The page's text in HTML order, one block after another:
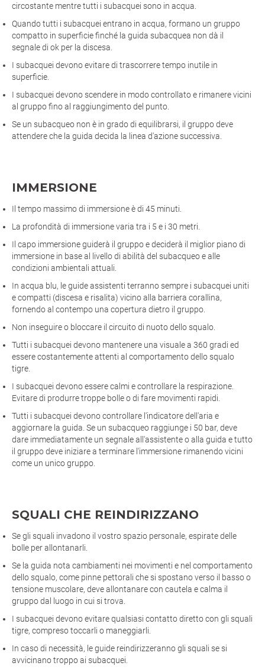
circostante mentre tutti i subacquei sono in acqua.
Quando tutti i subacquei entrano in acqua, formano un gruppo
compatto in superficie finché la guida subacquea non dà il
segnale di ok per la discesa.
I subacquei devono evitare di trascorrere tempo inutile in
superficie.
I subacquei devono scendere in modo controllato e rimanere vicini
al gruppo fino al raggiungimento del punto.
Se un subacqueo non è in grado di equilibrarsi, il gruppo deve
attendere che la guida decida la linea d'azione successiva.
IMMERSIONE
Il tempo massimo di immersione è di 45 minuti.
La profondità di immersione varia tra i 5 e i 30 metri.
Il capo immersione guiderà il gruppo e deciderà il miglior piano di
immersione in base al livello di abilità del subacqueo e alle
condizioni ambientali attuali.
In acqua blu, le guide assistenti terranno sempre i subacquei uniti
e compatti (discesa e risalita) vicino alla barriera corallina,
fornendo al contempo una copertura dietro il gruppo.
Non inseguire o bloccare il circuito di nuoto dello squalo.
Tutti i subacquei devono mantenere una visuale a 360 gradi ed
essere costantemente attenti al comportamento dello squalo
tigre.
I subacquei devono essere calmi e controllare la respirazione.
Evitare di produrre troppe bolle o di fare movimenti rapidi.
Tutti i subacquei devono controllare l'indicatore dell'aria e
aggiornare la guida. Se un subacqueo raggiunge i 50 bar, deve
dare immediatamente un segnale all'assistente o alla guida e tutto
il gruppo deve iniziare a terminare l'immersione rimanendo vicini
come un unico gruppo.
SQUALI CHE REINDIRIZZANO
Se gli squali invadono il vostro spazio personale, espirate delle
bolle per allontanarli.
Se la guida nota cambiamenti nei movimenti e nel comportamento
dello squalo, come pinne pettorali che si spostano verso il basso o
tensione muscolare, deve allontanare con cautela e calma il
gruppo dal luogo in cui si trova.
I subacquei devono evitare qualsiasi contatto diretto con gli squali
tigre, compreso toccarli o maneggiarli.
In caso di necessità, le guide reindirizzeranno gli squali se si
avvicinano troppo ai subacquei.